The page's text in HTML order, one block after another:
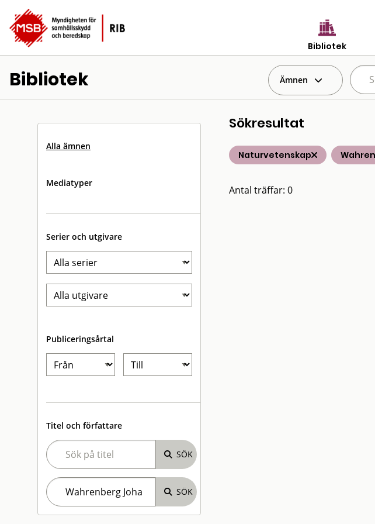
Bibliotek
Bibliotek Ämnen
Alla ämnen
Mediatyper
Serier och utgivare
Publiceringsårtal
Titel och författare
Sökresultat
Naturvetenskap
Antal träffar: 0